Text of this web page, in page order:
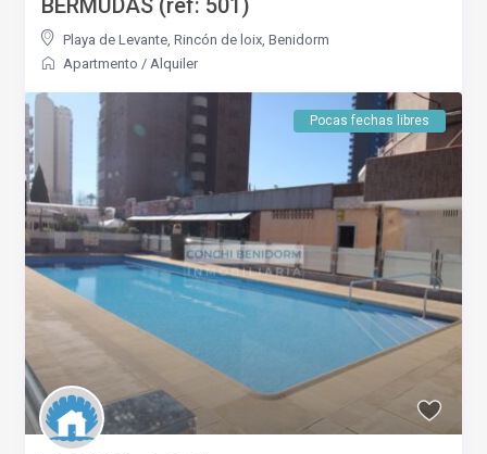
Playa de Levante ,Rincón de loix ,Benidorm
Apartmento / Alquiler
Pocas fechas libres